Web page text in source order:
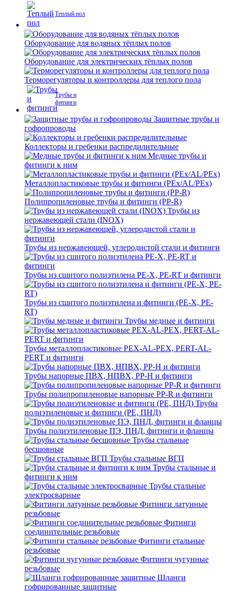
Теплый пол
Оборудование для водяных тёплых полов
Оборудование для электрических тёплых полов
Терморегуляторы и контроллеры для теплого пола
Трубы и
фитинги
Защитные трубы и
гофропроводы
Коллекторы и гребенки распредилительные
Медные трубы и
фитинги к ним
Металлопластиковые трубы и фитинги (PEx/AL/PEx)
Полипропиленовые трубы и фитинги (PP-R)
Трубы из
нержавеющей стали (INOX)
Трубы из нержавеющей, углеродистой стали и фитинги
Трубы из сшитого полиэтилена PE-X, PE-RT и фитинги
Трубы из сшитого полиэтилена и фитинги (PE-X, PE-
RT)
Трубы медные и фитинги
Трубы металлопластиковые PEX-AL-PEX, PERT-AL-
PERT и фитинги
Трубы напорные ПВХ, НПВХ, PP-H и фитинги
Трубы полипропиленовые напорные PP-R и фитинги
Трубы
полиэтиленовые и фитинги (PE, ПНД)
Трубы полиэтиленовые ПЭ, ПНД, фитинги и фланцы
Трубы стальные
бесшовные
Трубы стальные ВГП
Трубы стальные и
фитинги к ним
Трубы стальные
электросварные
Фитинги латунные
резьбовые
Фитинги
соединительные резьбовые
Фитинги стальные
резьбовые
Фитинги чугунные
резьбовые
Шланги
гофрированные защитные